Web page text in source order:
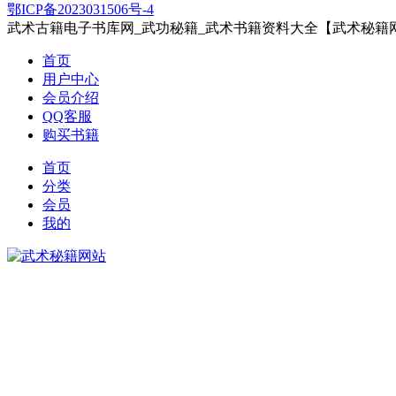
鄂ICP备2023031506号-4
武术古籍电子书库网_武功秘籍_武术书籍资料大全【武术秘籍
首页
用户中心
会员介绍
QQ客服
购买书籍
首页
分类
会员
我的